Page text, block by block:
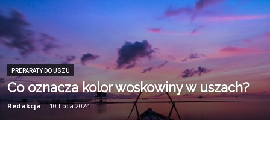
PREPARATY DO USZU
Co oznacza kolor woskowiny w uszach?
Redakcja - 10 lipca 2024